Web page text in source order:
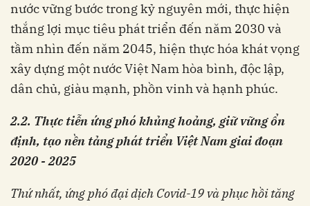
nước vững bước trong kỷ nguyên mới, thực hiện
thắng lợi mục tiêu phát triển đến năm 2030 và
tầm nhìn đến năm 2045, hiện thực hóa khát vọng
xây dựng một nước Việt Nam hòa bình, độc lập,
dân chủ, giàu mạnh, phồn vinh và hạnh phúc.
2.2. Thực tiễnứng phó khủng hoảng, giữ vững ổn
định, tạo nền tảng phát triển Việt Nam giai đoạn
2020 - 2025
Thứ nhất, ứng phó đại dịch Covid-19 và phục hồi tăng